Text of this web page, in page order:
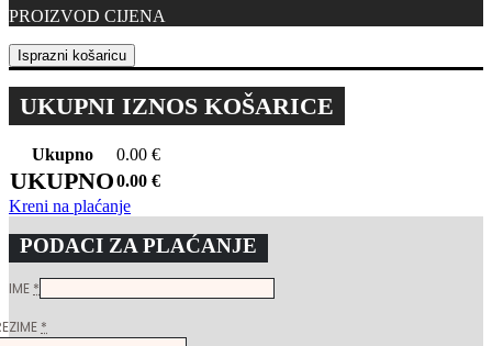
PROIZVOD CIJENA
Isprazni košaricu
UKUPNI IZNOS KOŠARICE
Ukupno 0.00 €
UKUPNO0.00 €
Kreni na plaćanje
PODACI ZA PLAĆANJE
IME *
*